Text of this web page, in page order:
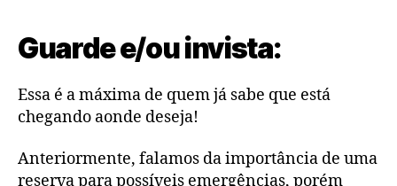
Guarde e/ou invista:
Essa é a máxima de quem já sabe que está
chegando aonde deseja!
Anteriormente, falamos da importância de uma
reserva para possíveis emergências, porém